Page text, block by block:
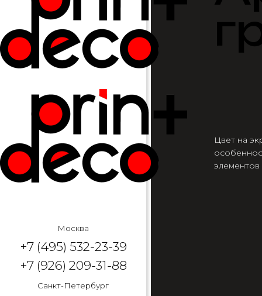
Москва
+7 (495) 532-23-39
+7 (926) 209-31-88
Санкт-Петербург
Цвет на